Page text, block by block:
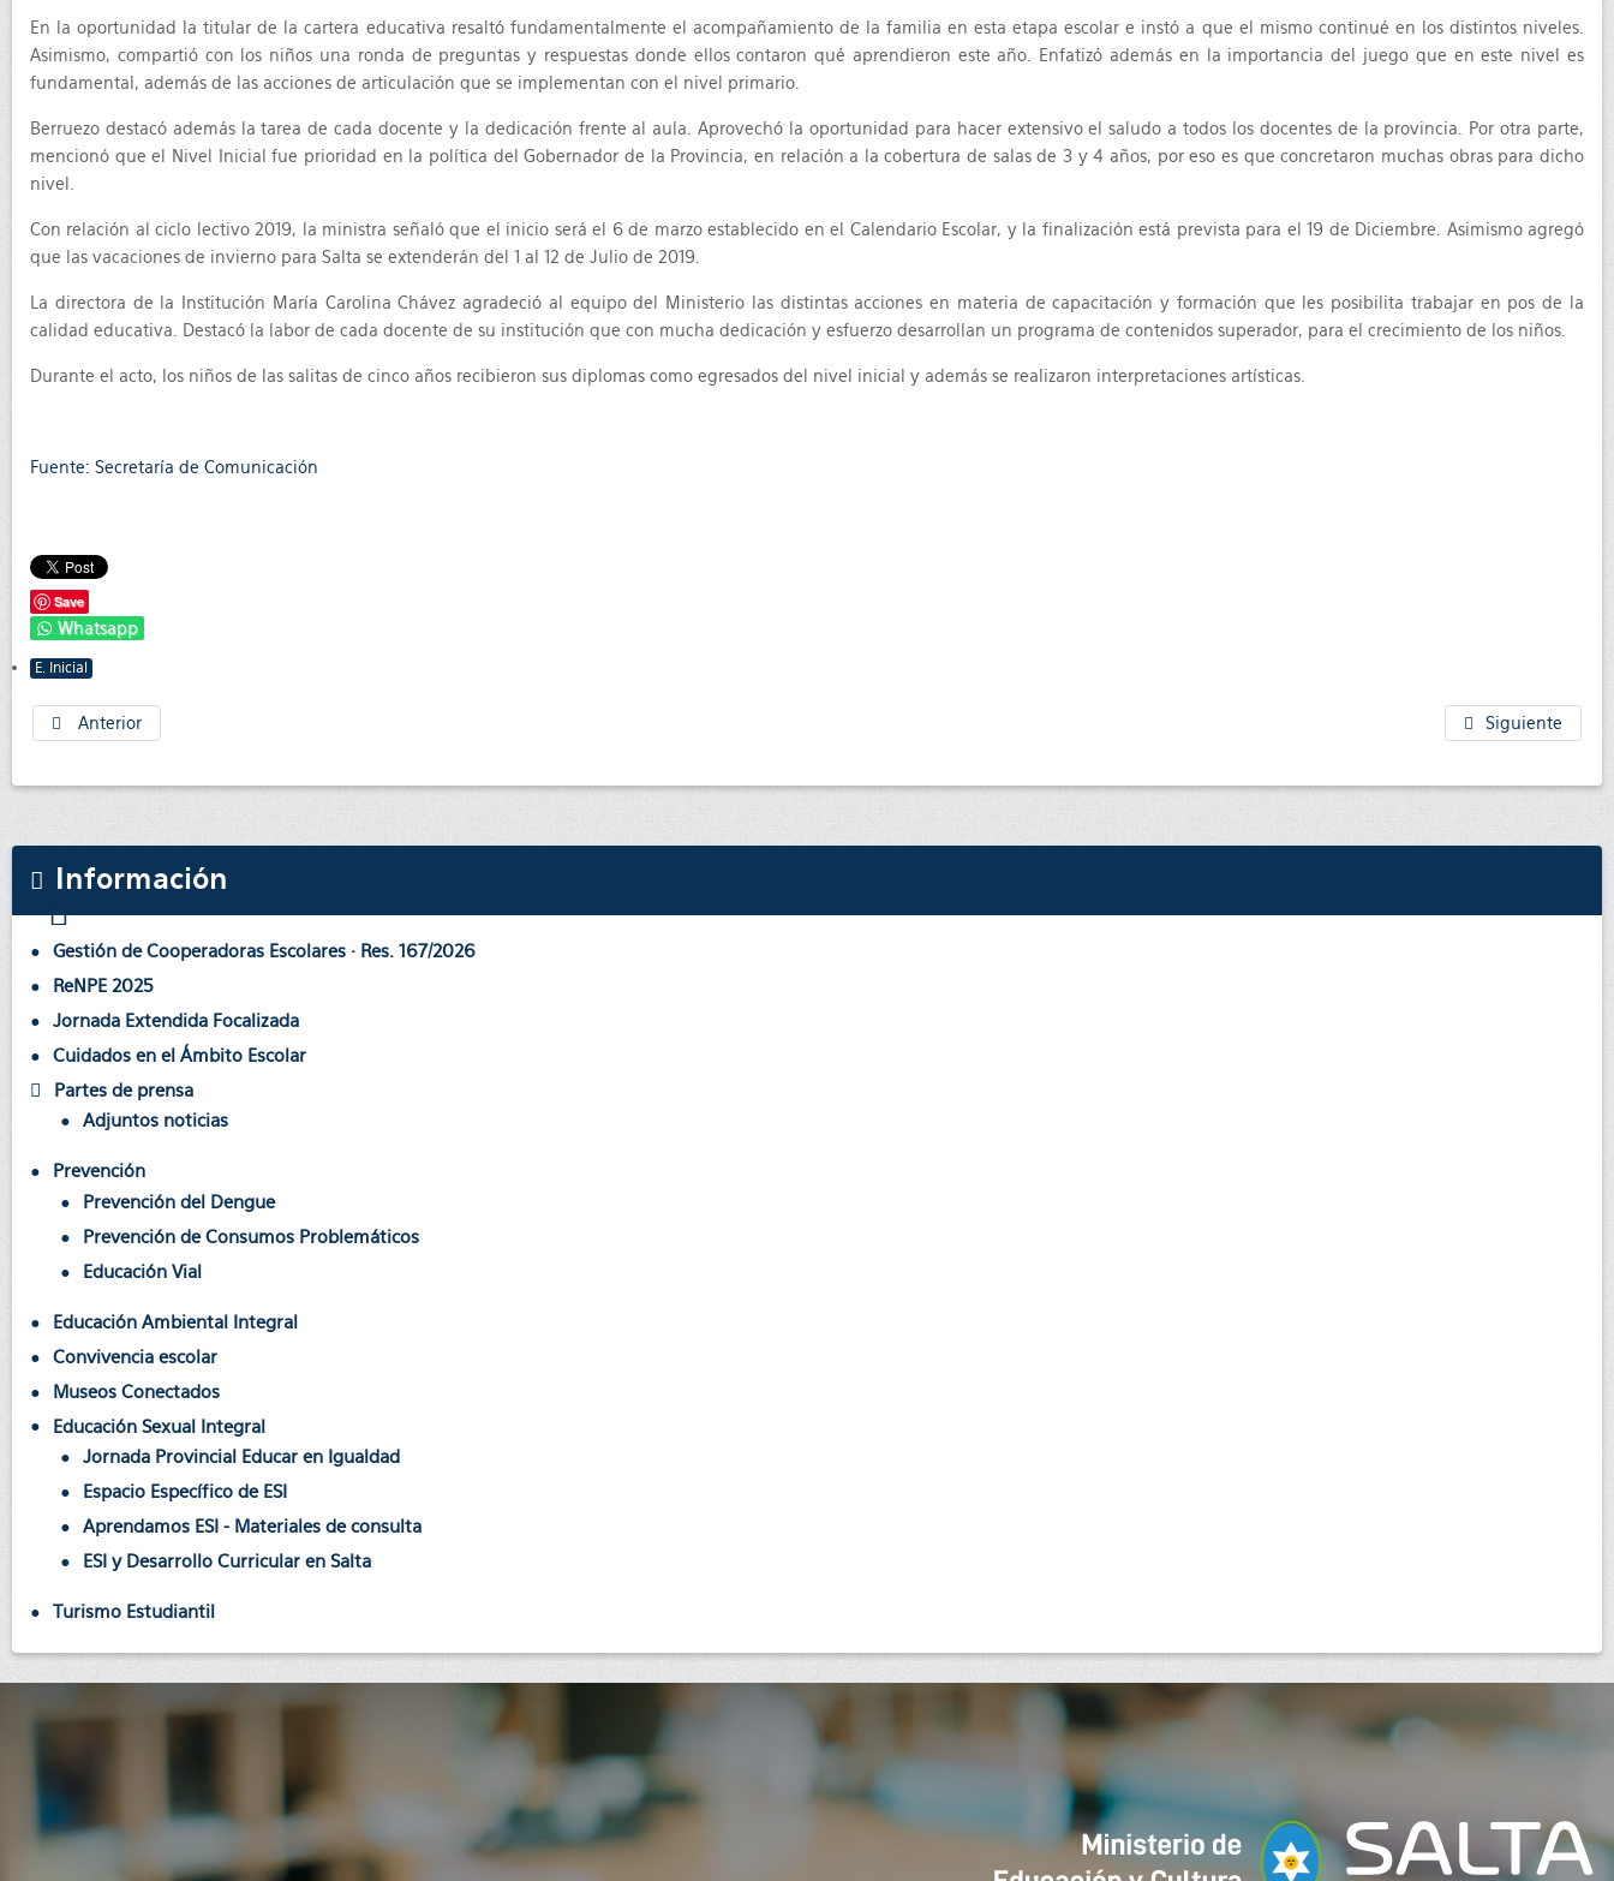
En la oportunidad la titular de la cartera educativa resaltó fundamentalmente el acompañamiento de la familia en esta etapa escolar e instó a que el mismo continué en los distintos niveles.
Asimismo, compartió con los niños una ronda de preguntas y respuestas donde ellos contaron qué aprendieron este año. Enfatizó además en la importancia del juego que en este nivel es
fundamental, además de las acciones de articulación que se implementan con el nivel primario.
Berruezo destacó además la tarea de cada docente y la dedicación frente al aula. Aprovechó la oportunidad para hacer extensivo el saludo a todos los docentes de la provincia. Por otra parte,
mencionó que el Nivel Inicial fue prioridad en la política del Gobernador de la Provincia, en relación a la cobertura de salas de 3 y 4 años, por eso es que concretaron muchas obras para dicho
nivel.
Con relación al ciclo lectivo 2019, la ministra señaló que el inicio será el 6 de marzo establecido en el Calendario Escolar, y la finalización está prevista para el 19 de Diciembre. Asimismo agregó
que las vacaciones de invierno para Salta se extenderán del 1 al 12 de Julio de 2019.
La directora de la Institución María Carolina Chávez agradeció al equipo del Ministerio las distintas acciones en materia de capacitación y formación que les posibilita trabajar en pos de la
calidad educativa. Destacó la labor de cada docente de su institución que con mucha dedicación y esfuerzo desarrollan un programa de contenidos superador, para el crecimiento de los niños.
Durante el acto, los niños de las salitas de cinco años recibieron sus diplomas como egresados del nivel inicial y además se realizaron interpretaciones artísticas.
Fuente: Secretaría de Comunicación
Save
Whatsapp
E. Inicial
Anterior Siguiente
Información
Gestión de Cooperadoras Escolares · Res. 167/2026
ReNPE 2025
Jornada Extendida Focalizada
Cuidados en el Ámbito Escolar
Partes de prensa
Adjuntos noticias
Prevención
Prevención del Dengue
Prevención de Consumos Problemáticos
Educación Vial
Educación Ambiental Integral
Convivencia escolar
Museos Conectados
Educación Sexual Integral
Jornada Provincial Educar en Igualdad
Espacio Específico de ESI
Aprendamos ESI - Materiales de consulta
ESI y Desarrollo Curricular en Salta
Turismo Estudiantil